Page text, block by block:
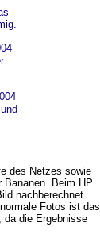
des Netzes sowie
Bananen. Beim HP
nachberechnet
Fotos ist das
da die Ergebnisse